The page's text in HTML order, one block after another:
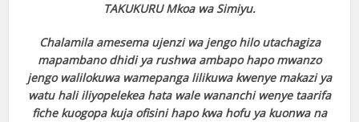
TAKUKURU Mkoa wa Simiyu.
Chalamila amesema ujenzi wa jengo hilo utachagiza
mapambano dhidi ya rushwa ambapo hapo mwanzo
jengo walilokuwa wamepanga lilikuwa kwenye makazi ya
watu hali iliyopelekea hata wale wananchi wenye taarifa
fiche kuogopa kuja ofisini hapo kwa hofu ya kuonwa na